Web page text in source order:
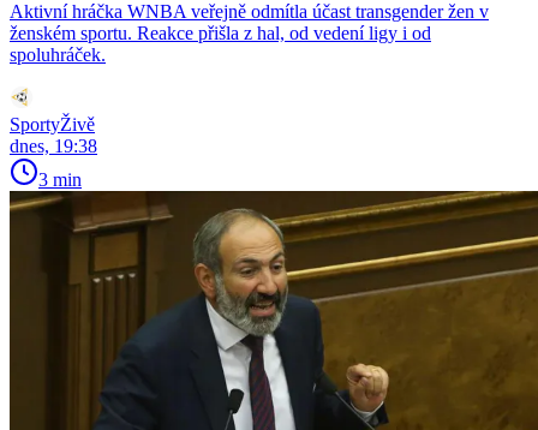
Aktivní hráčka WNBA veřejně odmítla účast transgender žen v
ženském sportu. Reakce přišla z hal, od vedení ligy i od
spoluhráček.
SportyŽivě
dnes, 19:38
3 min